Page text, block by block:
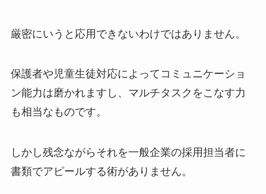
厳密にいうと応用できないわけではありません。
保護者や児童生徒対応によってコミュニケーショ
ン能力は磨かれますし、マルチタスクをこなす力
も相当なものです。
しかし残念ながらそれを一般企業の採用担当者に
書類でアピールする術がありません。